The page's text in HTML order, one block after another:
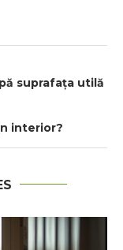
suprafaţa utilă
interior?